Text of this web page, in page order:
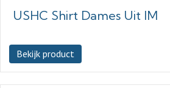
USHC Shirt Dames Uit IM
Bekijk product